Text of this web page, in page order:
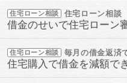
住宅ローン相談 住宅ローン相談
借金のせいで住宅ローン
住宅ローン相談 毎月の借金返済
住宅購入で借金を減額で